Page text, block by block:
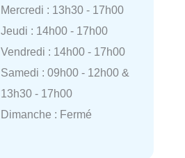
Mercredi : 13h30 - 17h00
Jeudi : 14h00 - 17h00
Vendredi : 14h00 - 17h00
Samedi : 09h00 - 12h00 &
13h30 - 17h00
Dimanche : Fermé